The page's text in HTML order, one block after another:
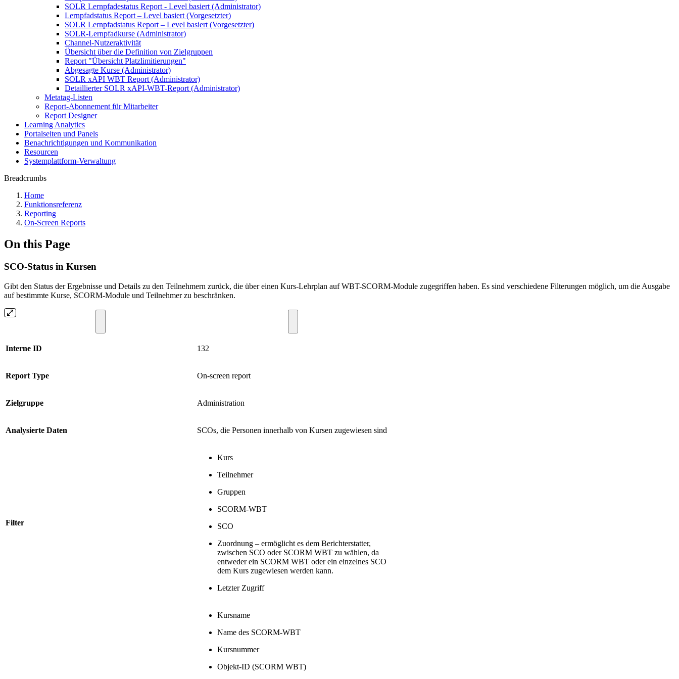
SOLR Lernpfadestatus Report - Level basiert (Administrator)
Lernpfadstatus Report – Level basiert (Vorgesetzter)
SOLR Lernpfadstatus Report – Level basiert (Vorgesetzter)
SOLR-Lernpfadkurse (Administrator)
Channel-Nutzeraktivität
Übersicht über die Definition von Zielgruppen
Report "Übersicht Platzlimitierungen"
Abgesagte Kurse (Administrator)
SOLR xAPI WBT Report (Administrator)
Detaillierter SOLR xAPI-WBT-Report (Administrator)
Metatag-Listen
Report-Abonnement für Mitarbeiter
Report Designer
Learning Analytics
Portalseiten und Panels
Benachrichtigungen und Kommunikation
Resourcen
Systemplattform-Verwaltung
Breadcrumbs
Home
Funktionsreferenz
Reporting
On-Screen Reports
On this Page
SCO-Status in Kursen
Gibt den Status der Ergebnisse und Details zu den Teilnehmern zurück, die über einen Kurs-Lehrplan auf WBT-SCORM-Module zugegriffen haben. Es sind verschiedene Filterungen möglich, um die Ausgabe
auf bestimmte Kurse, SCORM-Module und Teilnehmer zu beschränken.
Interne ID 132
Report Type On-screen report
Zielgruppe Administration
Analysierte Daten SCOs, die Personen innerhalb von Kursen zugewiesen sind
Filter
Kurs
Teilnehmer
Gruppen
SCORM-WBT
SCO
Zuordnung – ermöglicht es dem Berichterstatter,
zwischen SCO oder SCORM WBT zu wählen, da
entweder ein SCORM WBT oder ein einzelnes SCO
dem Kurs zugewiesen werden kann.
Letzter Zugriff
Kursname
Name des SCORM-WBT
Kursnummer
Objekt-ID (SCORM WBT)